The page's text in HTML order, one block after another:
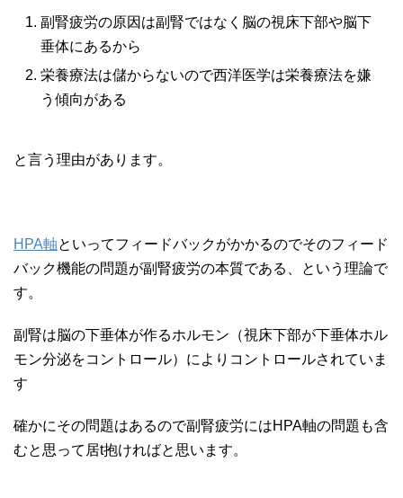
副腎疲労の原因は副腎ではなく脳の視床下部や脳下
垂体にあるから
栄養療法は儲からないので西洋医学は栄養療法を嫌
う傾向がある
と言う理由があります。
HPA軸といってフィードバックがかかるのでそのフィード
バック機能の問題が副腎疲労の本質である、という理論で
す。
副腎は脳の下垂体が作るホルモン（視床下部が下垂体ホル
モン分泌をコントロール）によりコントロールされていま
す
確かにその問題はあるので副腎疲労にはHPA軸の問題も含
むと思って居t抱ければと思います。